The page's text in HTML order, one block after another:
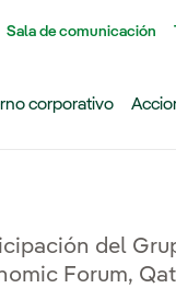
Sala de comunicación
corporativo
del
Forum,